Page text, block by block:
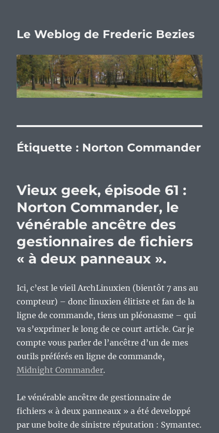
Le Weblog de Frederic Bezies
Étiquette : Norton Commander
Vieux geek, épisode 61 :
Norton Commander, le
vénérable ancêtre des
gestionnaires de fichiers
« à deux panneaux ».
Ici, c’est le vieil ArchLinuxien (bientôt 7 ans au
compteur) – donc linuxien élitiste et fan de la
ligne de commande, tiens un pléonasme – qui
va s’exprimer le long de ce court article. Car je
compte vous parler de l’ancêtre d’un de mes
outils préférés en ligne de commande,
Midnight Commander.
Le vénérable ancêtre de gestionnaire de
fichiers « à deux panneaux » a été developpé
par une boite de sinistre réputation : Symantec.